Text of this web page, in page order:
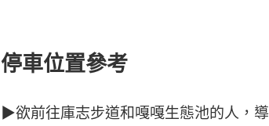
停車位置參考
▶欲前往庫志步道和嘎嘎生態池的人，